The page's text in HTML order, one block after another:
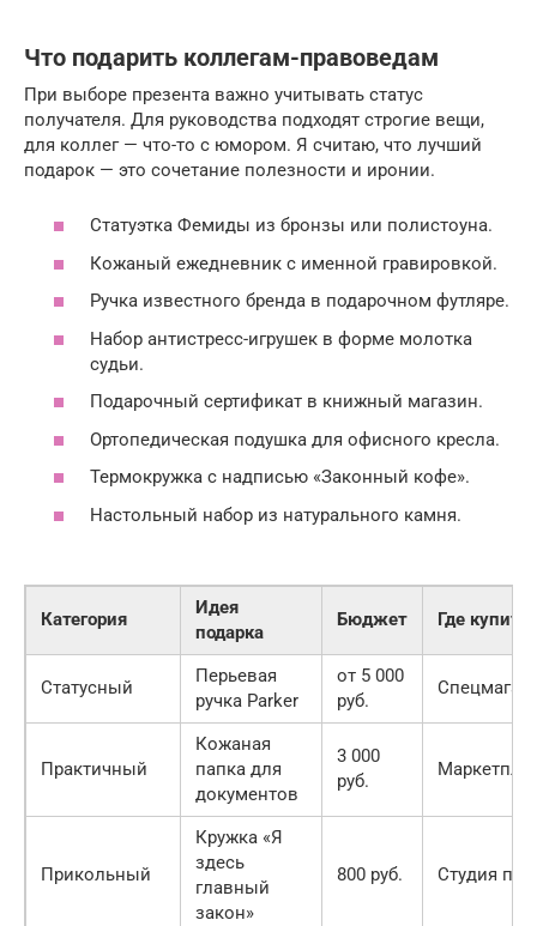
Что подарить коллегам-правоведам
При выборе презента важно учитывать статус
получателя. Для руководства подходят строгие вещи,
для коллег — что-то с юмором. Я считаю, что лучший
подарок — это сочетание полезности и иронии.
Статуэтка Фемиды из бронзы или полистоуна.
Кожаный ежедневник с именной гравировкой.
Ручка известного бренда в подарочном футляре.
Набор антистресс-игрушек в форме молотка
судьи.
Подарочный сертификат в книжный магазин.
Ортопедическая подушка для офисного кресла.
Термокружка с надписью «Законный кофе».
Настольный набор из натурального камня.
Категория
Идея
подарка
Бюджет Где купить
Статусный
Перьевая
ручка Parker
от 5 000
руб.
Практичный
Кожаная
папка для
документов
3 000
руб.
Прикольный
Кружка «Я
здесь
главный
закон»
800 руб. Студия